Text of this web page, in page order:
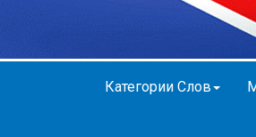
Категории Слов